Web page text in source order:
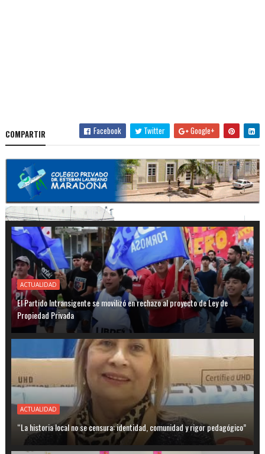
COMPARTIR Facebook Twitter Google+
ACTUALIDAD
El Partido Intransigente se movilizó en rechazo al proyecto de Ley de
Propiedad Privada
ACTUALIDAD
“La historia local no se censura: identidad, comunidad y rigor pedagógico”